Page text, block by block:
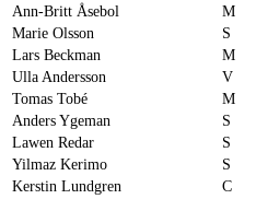
Ann-Britt Åsebol
M
Marie Olsson
S
Lars Beckman
M
Ulla Andersson
V
Tomas Tobé
M
Anders Ygeman
S
Lawen Redar
S
Yilmaz Kerimo
S
Kerstin Lundgren
C